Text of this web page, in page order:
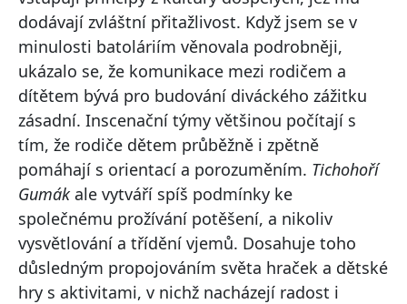
dodávají zvláštní přitažlivost. Když jsem se v
minulosti batoláriím věnovala podrobněji,
ukázalo se, že komunikace mezi rodičem a
dítětem bývá pro budování diváckého zážitku
zásadní. Inscenační týmy většinou počítají s
tím, že rodiče dětem průběžně i zpětně
pomáhají s orientací a porozuměním. Tichohoří
Gumákale vytváří spíš podmínky ke
společnému prožívání potěšení, a nikoliv
vysvětlování a třídění vjemů. Dosahuje toho
důsledným propojováním světa hraček a dětské
hry s aktivitami, v nichž nacházejí radost i